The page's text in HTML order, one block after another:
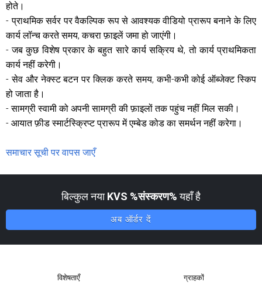
होते।
- प्राथमिक सर्वर पर वैकल्पिक रूप से आवश्यक वीडियो प्रारूप बनाने के लिए
कार्य लॉन्च करते समय, कचरा फ़ाइलें जमा हो जाएंगी।
- जब कुछ विशेष प्रकार के बहुत सारे कार्य सक्रिय थे, तो कार्य प्राथमिकता
कार्य नहीं करेगी।
- सेव और नेक्स्ट बटन पर क्लिक करते समय, कभी-कभी कोई ऑब्जेक्ट स्किप
हो जाता है।
- सामग्री स्वामी को अपनी सामग्री की फ़ाइलों तक पहुंच नहीं मिल सकी।
- आयात फ़ीड स्मार्टस्क्रिप्ट प्रारूप में एम्बेड कोड का समर्थन नहीं करेगा।
समाचार सूची पर वापस जाएँ
बिल्कुल नयाKVS %संस्करण%यहाँ है
अब ऑर्डर दें
विशेषताएँ ग्राहकों